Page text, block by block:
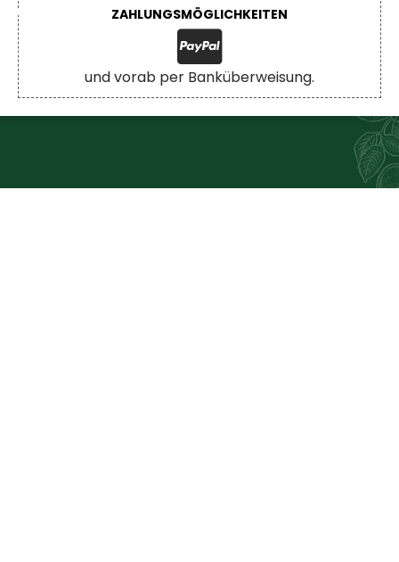
Impressum
Datenschutzerklärung
ZAHLUNGSMÖGLICHKEITEN
und vorab per Banküberweisung.